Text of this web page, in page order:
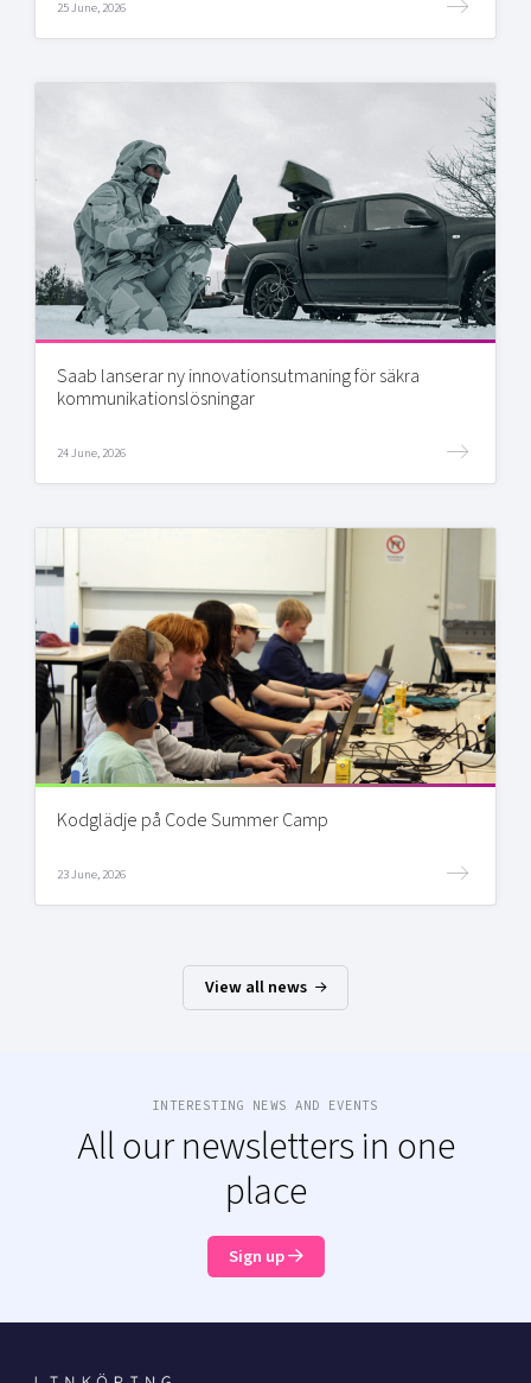
25 June, 2026
Saab lanserar ny innovationsutmaning för säkra
kommunikationslösningar
24 June, 2026
Kodglädje på Code Summer Camp
23 June, 2026
View all news
INTERESTING NEWS AND EVENTS
All our newsletters in one
place
Sign up